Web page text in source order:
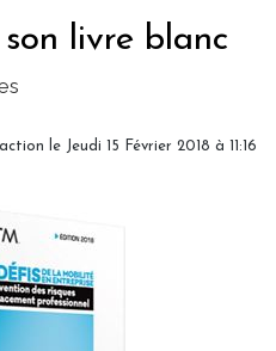
livre blanc
le Jeudi 15 Février 2018 à 11:16